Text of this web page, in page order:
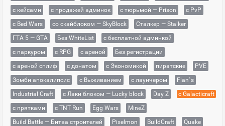
с кейсами
с продажей админок с тюрьмой — Prison
с PvP
с Bed Wars
со скайблоком — SkyBlock
Сталкер — Stalker
ГТА 5 — GTA
Без WhiteList
с бесплатной админкой
с паркуром
с RPG с ареной
Без регистрации
с ареной сплиф
с донатом с Экономикой пиратские
PVE
Зомби апокалипсис
с Выживанием с лаунчером
Flan`s
Industrial Craft
с Лаки блоком — Lucky block Day Z
с Galacticraft
с прятками
с TNT Run Egg Wars
MineZ
Build Battle — Битва строителей
Pixelmon BuildCraft
Quake